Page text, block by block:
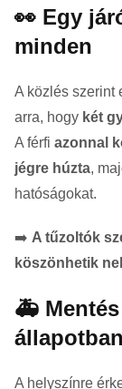
👀 Egy
minden
A közlés szerint
arra, hogy két
A férfi azonnal
jégre húzta,
hatóságokat.
➡️ A tűzoltók
köszönhetik
🚑
állapotban
A helyszínre